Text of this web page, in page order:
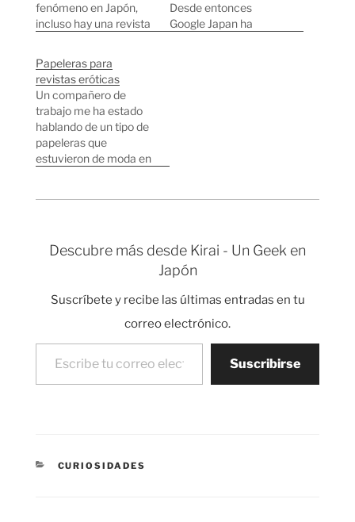
fenómeno en Japón,
incluso hay una revista
servicios de
Yahoo.co.jp.
Desde entonces
Google Japan ha
Papeleras para
revistas eróticas
Un compañero de
trabajo me ha estado
hablando de un tipo de
papeleras que
estuvieron de moda en
pueblos de Japón pero
específicamente para
Descubre más desde Kirai - Un Geek en
Japón
Suscríbete y recibe las últimas entradas en tu
correo electrónico.
Escribe tu correo electrónico…
Suscribirse
CATEGORÍAS
CURIOSIDADES